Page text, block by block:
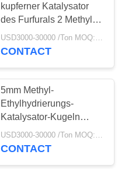
kupferner Katalysator
des Furfurals 2 Methyl
zum Furan
USD3000-30000 /Ton MOQ:1 Kilogramm
CONTACT
5mm Methyl-
Ethylhydrierungs-
Katalysator-Kugeln
keton-MEK-02
USD3000-30000 /Ton MOQ:1 Kilogramm
CONTACT